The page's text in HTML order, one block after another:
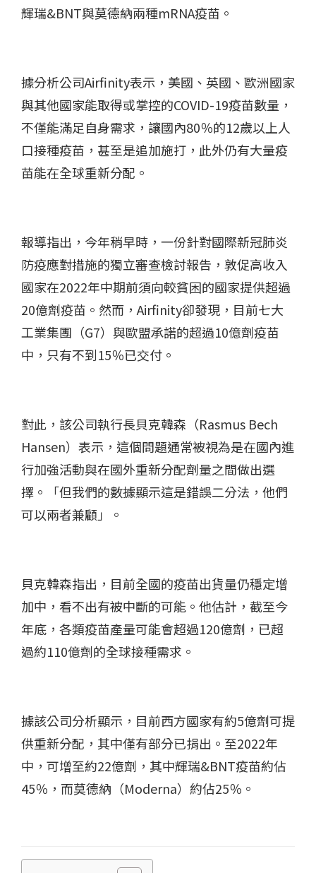
輝瑞&BNT與莫德納兩種mRNA疫苗。
據分析公司Airfinity表示，美國、英國、歐洲國家
與其他國家能取得或掌控的COVID-19疫苗數量，
不僅能滿足自身需求，讓國內80％的12歲以上人
口接種疫苗，甚至是追加施打，此外仍有大量疫
苗能在全球重新分配。
報導指出，今年稍早時，一份針對國際新冠肺炎
防疫應對措施的獨立審查檢討報告，敦促高收入
國家在2022年中期前須向較貧困的國家提供超過
20億劑疫苗。然而，Airfinity卻發現，目前七大
工業集團（G7）與歐盟承諾的超過10億劑疫苗
中，只有不到15％已交付。
對此，該公司執行長貝克韓森（Rasmus Bech
Hansen）表示，這個問題通常被視為是在國內進
行加強活動與在國外重新分配劑量之間做出選
擇。「但我們的數據顯示這是錯誤二分法，他們
可以兩者兼顧」。
貝克韓森指出，目前全國的疫苗出貨量仍穩定增
加中，看不出有被中斷的可能。他估計，截至今
年底，各類疫苗產量可能會超過120億劑，已超
過約110億劑的全球接種需求。
據該公司分析顯示，目前西方國家有約5億劑可提
供重新分配，其中僅有部分已捐出。至2022年
中，可增至約22億劑，其中輝瑞&BNT疫苗約佔
45％，而莫德納（Moderna）約佔25％。